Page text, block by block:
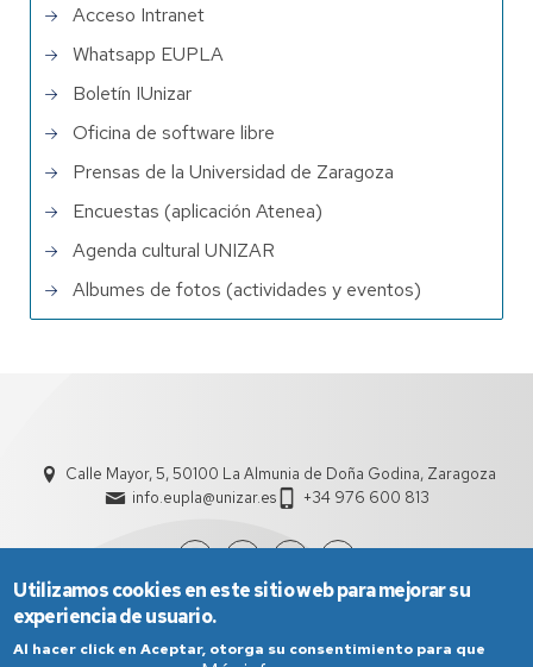
Acceso Intranet
Whatsapp EUPLA
Boletín IUnizar
Oficina de software libre
Prensas de la Universidad de Zaragoza
Encuestas (aplicación Atenea)
Agenda cultural UNIZAR
Albumes de fotos (actividades y eventos)
Calle Mayor, 5, 50100 La Almunia de Doña Godina, Zaragoza
info.eupla@unizar.es
+34 976 600 813
Utilizamos cookies en este sitio web para mejorar su
experiencia de usuario.
Al hacer click en Aceptar, otorga su consentimiento para que